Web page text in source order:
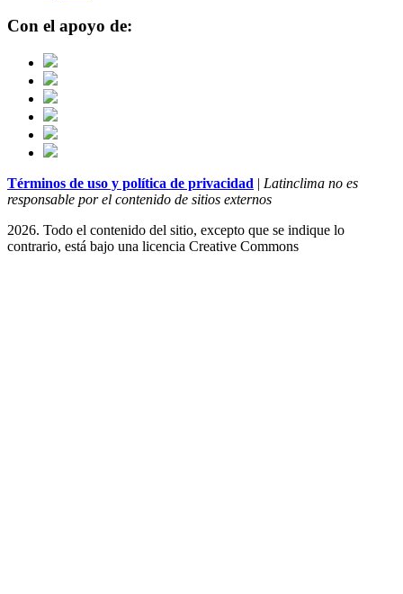
Con el apoyo de:
Términos de uso y política de privacidad | Latinclima no es
responsable por el contenido de sitios externos
2026. Todo el contenido del sitio, excepto que se indique lo
contrario, está bajo una licencia Creative Commons